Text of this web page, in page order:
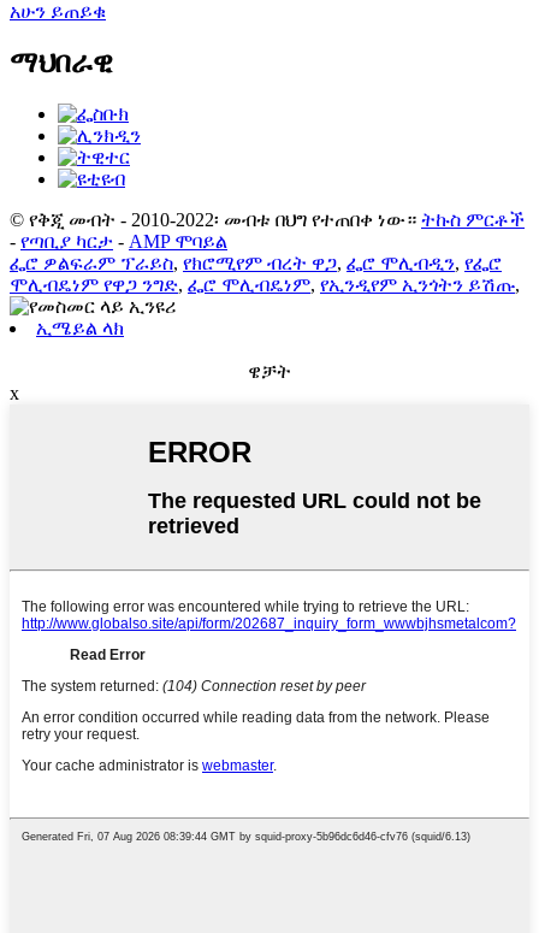
አሁን ይጠይቁ
ማህበራዊ
© የቅጂ መብት - 2010-2022፡ መብቱ በህግ የተጠበቀ ነው። ትኩስ ምርቶች
- የጣቢያ ካርታ - AMP ሞባይል
ፌሮ ዎልፍራም ፕራይስ, የክሮሚየም ብረት ዋጋ, ፌሮ ሞሊብዲን, የፌሮ
ሞሊብዴነም የዋጋ ንግድ, ፌሮ ሞሊብዴነም, የኢንዲየም ኢንጎትን ይሽጡ,
ኢሜይል ላክ
ዌቻት
x